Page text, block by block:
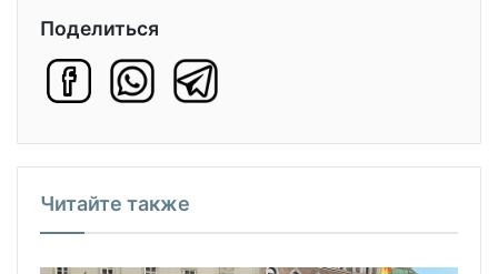
Поделиться
Читайте также